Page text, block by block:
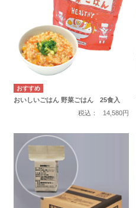
おいしいごはん 野菜ごはん 25食入
税込：
14,580円